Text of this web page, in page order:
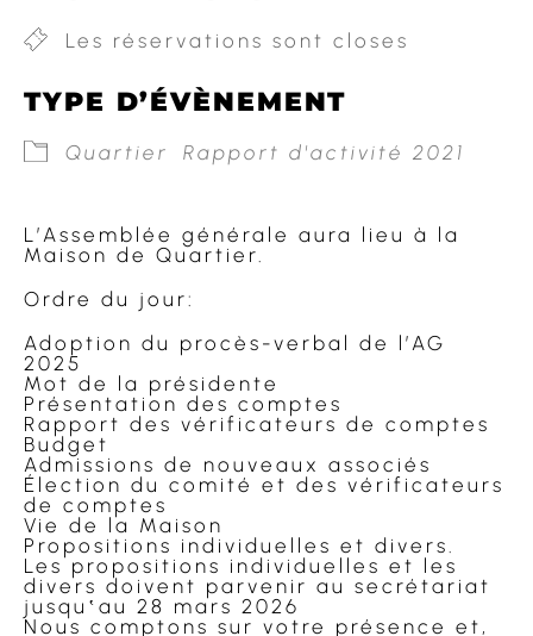
Les réservations sont closes
TYPE D’ÉVÈNEMENT
Quartier Rapport d'activité 2021
L’Assemblée générale aura lieu à la
Maison de Quartier.
Ordre du jour:
Adoption du procès-verbal de l’AG
2025
Mot de la présidente
Présentation des comptes
Rapport des vérificateurs de comptes
Budget
Admissions de nouveaux associés
Élection du comité et des vérificateurs
de comptes
Vie de la Maison
Propositions individuelles et divers.
Les propositions individuelles et les
divers doivent parvenir au secrétariat
jusqu‛au 28 mars 2026
Nous comptons sur votre présence et,